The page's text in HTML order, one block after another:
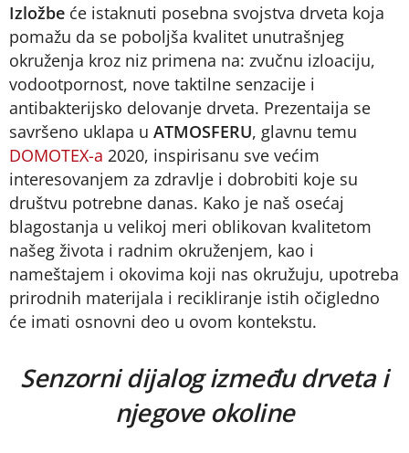
Izložbe će istaknuti posebna svojstva drveta koja
pomažu da se poboljša kvalitet unutrašnjeg
okruženja kroz niz primena na: zvučnu izloaciju,
vodootpornost, nove taktilne senzacije i
antibakterijsko delovanje drveta. Prezentaija se
savršeno uklapa u ATMOSFERU, glavnu temu
DOMOTEX-a 2020, inspirisanu sve većim
interesovanjem za zdravlje i dobrobiti koje su
društvu potrebne danas. Kako je naš osećaj
blagostanja u velikoj meri oblikovan kvalitetom
našeg života i radnim okruženjem, kao i
nameštajem i okovima koji nas okružuju, upotreba
prirodnih materijala i recikliranje istih očigledno
će imati osnovni deo u ovom kontekstu.
Senzorni dijalog između drveta i
njegove okoline